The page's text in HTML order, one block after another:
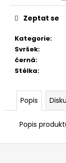
Kategorie:
Svršek:
černá:
Stélka:
Zeptat se
Popis
Popis
m
e
PRIMIGI
2418511
898
Z